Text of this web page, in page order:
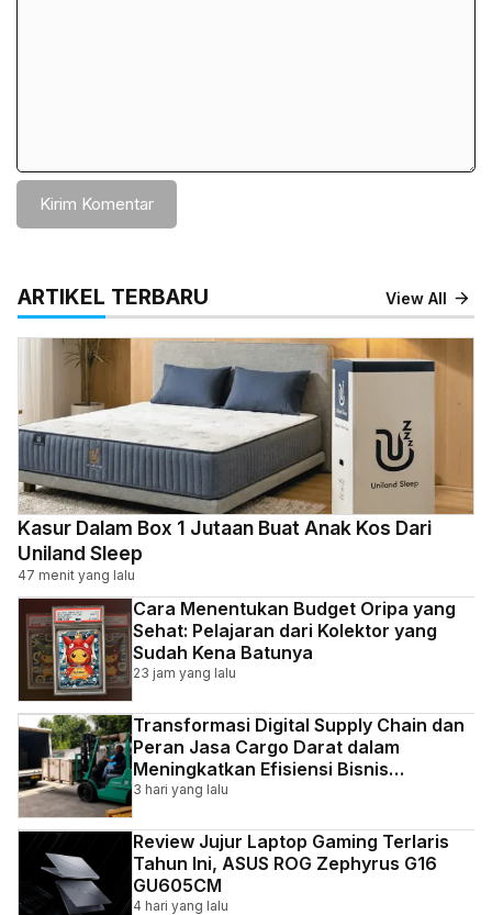
ARTIKEL TERBARU View All
Kasur Dalam Box 1 Jutaan Buat Anak Kos Dari
Uniland Sleep
47 menit yang lalu
Cara Menentukan Budget Oripa yang
Sehat: Pelajaran dari Kolektor yang
Sudah Kena Batunya
23 jam yang lalu
Transformasi Digital Supply Chain dan
Peran Jasa Cargo Darat dalam
Meningkatkan Efisiensi Bisnis
Indonesia
3 hari yang lalu
Review Jujur Laptop Gaming Terlaris
Tahun Ini, ASUS ROG Zephyrus G16
GU605CM
4 hari yang lalu